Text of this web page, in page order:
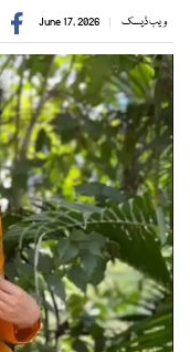
ویب ڈیسک June 17, 2026